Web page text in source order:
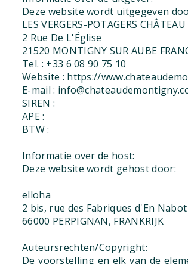
Deze website wordt uitgegeven
LES VERGERS-POTAGERS
2 Rue De L'Église
21520 MONTIGNY SUR AUBE
Tel. : +33 6 08 90 75 10
Website : https://
E-mail :
SIREN :
APE :
BTW :
Informatie over de host:
Deze website wordt gehost door:
elloha
2 bis, rue des Fabriques d'En Nabot
66000 PERPIGNAN, FRANKRIJK
Auteursrechten/Copyright:
De voorstelling en elk van de